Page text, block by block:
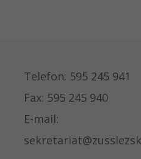
Telefon: 595 245 941
Fax: 595 245 940
E-mail: